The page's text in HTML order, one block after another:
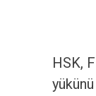
HSK,